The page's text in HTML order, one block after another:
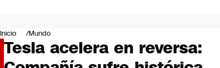
Negocios
Deportes
Programas completos
Cultura
Inicio Mundo
Tesla acelera en reversa: